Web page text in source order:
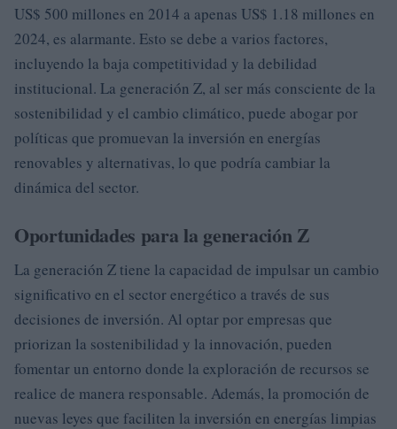
US$ 500 millones en 2014 a apenas US$ 1.18 millones en
2024, es alarmante. Esto se debe a varios factores,
incluyendo la baja competitividad y la debilidad
institucional. La generación Z, al ser más consciente de la
sostenibilidad y el cambio climático, puede abogar por
políticas que promuevan la inversión en energías
renovables y alternativas, lo que podría cambiar la
dinámica del sector.
Oportunidades para la generación Z
La generación Z tiene la capacidad de impulsar un cambio
significativo en el sector energético a través de sus
decisiones de inversión. Al optar por empresas que
priorizan la sostenibilidad y la innovación, pueden
fomentar un entorno donde la exploración de recursos se
realice de manera responsable. Además, la promoción de
nuevas leyes que faciliten la inversión en energías limpias